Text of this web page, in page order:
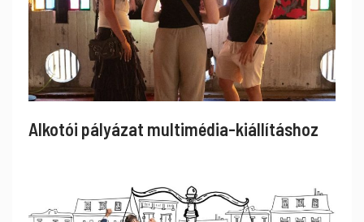
Alkotói pályázat multimédia-kiállításhoz